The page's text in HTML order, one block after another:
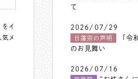
イ
メ
て
2026/07/29
日蓮宗の声明
「令
のお見舞い
2026/07/16